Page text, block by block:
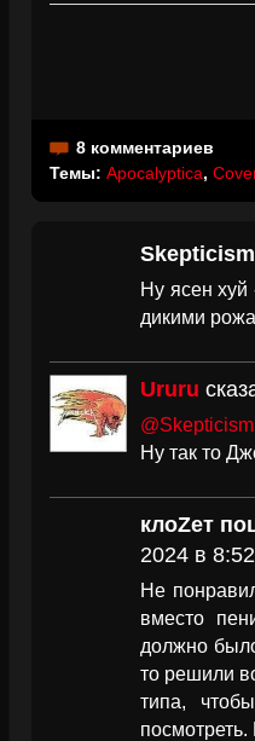
8 комментариев
Темы: Apocalyptica,
Skepticism
Ну ясен хуй
дикими
Ururu
Ну так то
клоZет
2024 в
Не
вместо
должно
то решили
типа,